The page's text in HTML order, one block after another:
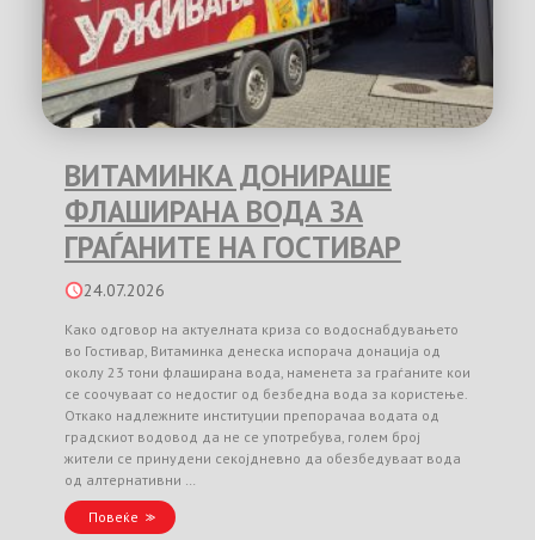
ВИТАМИНКА ДОНИРАШЕ
ФЛАШИРАНА ВОДА ЗА
ГРАЃАНИТЕ НА ГОСТИВАР
24.07.2026
Како одговор на актуелната криза со водоснабдувањето
во Гостивар, Витаминка денеска испорача донација од
околу 23 тони флаширана вода, наменета за граѓаните кои
се соочуваат со недостиг од безбедна вода за користење.
Откако надлежните институции препорачаа водата од
градскиот водовод да не се употребува, голем број
жители се принудени секојдневно да обезбедуваат вода
од алтернативни …
Повеќе